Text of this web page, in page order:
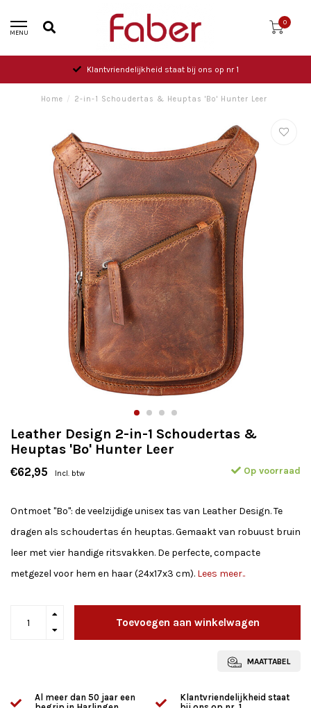
MENU
0
Klantvriendelijkheid staat bij ons op nr 1
Home / 2-in-1 Schoudertas & Heuptas 'Bo' Hunter Leer
Leather Design 2-in-1 Schoudertas &
Heuptas 'Bo' Hunter Leer
€62,95 Incl. btw Op voorraad
Ontmoet "Bo": de veelzijdige unisex tas van Leather Design. Te
dragen als schoudertas én heuptas. Gemaakt van robuust bruin
leer met vier handige ritsvakken. De perfecte, compacte
metgezel voor hem en haar (24x17x3 cm). Lees meer..
Toevoegen aan winkelwagen
MAATTABEL
Al meer dan 50 jaar een
Klantvriendelijkheid staat